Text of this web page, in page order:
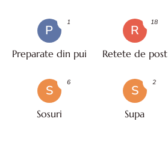
P
Preparate din pui
1
R
Retete de post
18
S
Sosuri
6
S
Supa
2